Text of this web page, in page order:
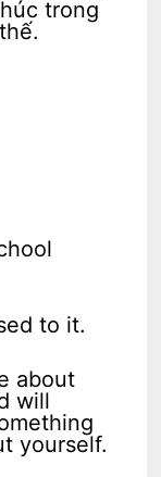
trong
to it.
about
will
yourself.